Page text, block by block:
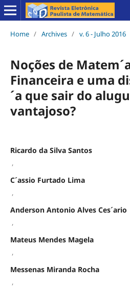
Home / Archives / v. 6 - Julho 2016
Noções de
Financeira e uma
´a que sair do
vantajoso?
Ricardo da Silva Santos
,
C´assio Furtado Lima
,
Anderson Antonio Alves Ces´ario
,
Mateus Mendes Magela
,
Messenas Miranda Rocha
,